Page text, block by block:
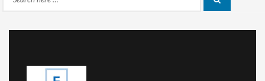
Search